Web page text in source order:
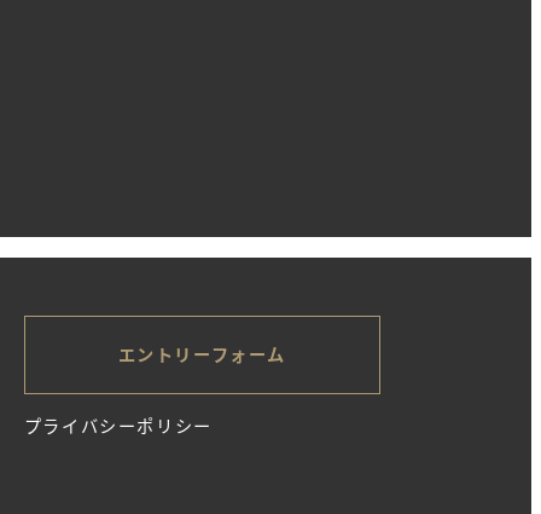
エントリーフォーム
プライバシーポリシー